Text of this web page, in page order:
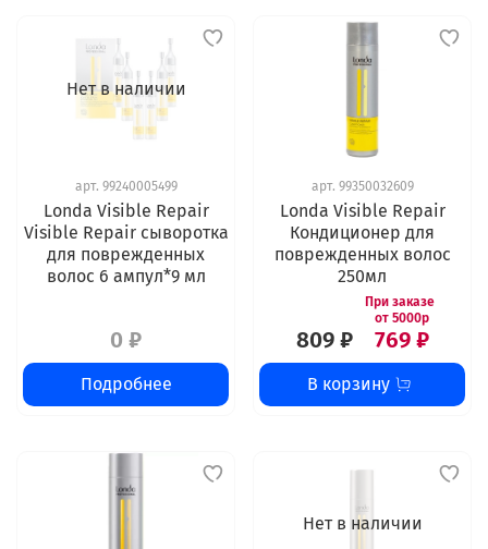
Нет в наличии
арт. 99240005499
Londa Visible Repair
Visible Repair сыворотка
для поврежденных
волос 6 ампул*9 мл
0 ₽
Подробнее
арт. 99350032609
Londa Visible Repair
Кондиционер для
поврежденных волос
250мл
809 ₽ 769 ₽
В корзину
Нет в наличии